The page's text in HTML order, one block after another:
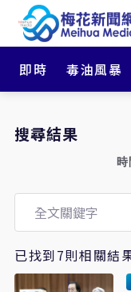
即時 毒油風暴
搜尋結果
時
已找到7則相關結